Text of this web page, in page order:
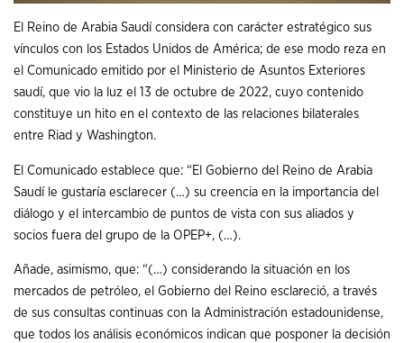
El Reino de Arabia Saudí considera con carácter estratégico sus
vínculos con los Estados Unidos de América; de ese modo reza en
el Comunicado emitido por el Ministerio de Asuntos Exteriores
saudí, que vio la luz el 13 de octubre de 2022, cuyo contenido
constituye un hito en el contexto de las relaciones bilaterales
entre Riad y Washington.
El Comunicado establece que: “El Gobierno del Reino de Arabia
Saudí le gustaría esclarecer (…) su creencia en la importancia del
diálogo y el intercambio de puntos de vista con sus aliados y
socios fuera del grupo de la OPEP+, (…).
Añade, asimismo, que: “(…) considerando la situación en los
mercados de petróleo, el Gobierno del Reino esclareció, a través
de sus consultas continuas con la Administración estadounidense,
que todos los análisis económicos indican que posponer la decisión